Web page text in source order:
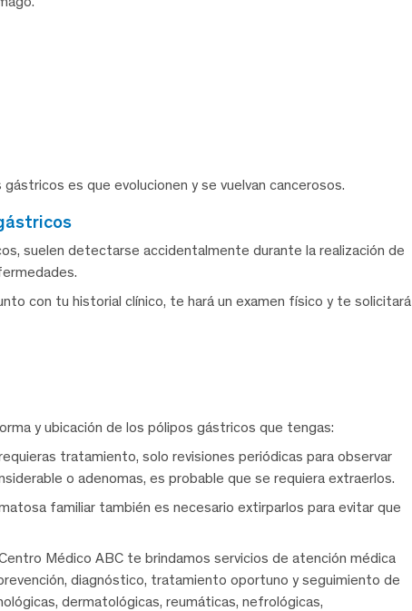
es que evolucionen y se vuelvan cancerosos.
suelen detectarse accidentalmente durante la realización de
con tu historial clínico, te hará un examen físico y te solicitará
y ubicación de los pólipos gástricos que tengas:
tratamiento, solo revisiones periódicas para observar
o adenomas, es probable que se requiera extraerlos.
familiar también es necesario extirparlos para evitar que
Médico ABC te brindamos servicios de atención médica
diagnóstico, tratamiento oportuno y seguimiento de
dermatológicas, reumáticas, nefrológicas,